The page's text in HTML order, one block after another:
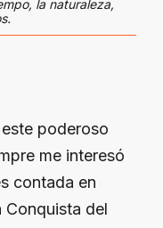
la naturaleza,
poderoso
me interesó
contada en
Conquista del